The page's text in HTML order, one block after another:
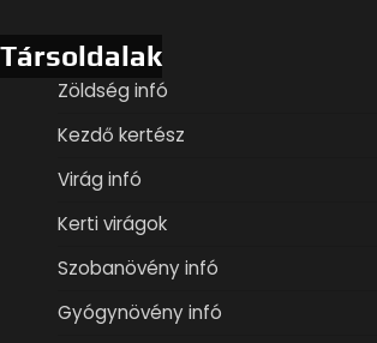
Társoldalak
Zöldség infó
Kezdő kertész
Virág infó
Kerti virágok
Szobanövény infó
Gyógynövény infó